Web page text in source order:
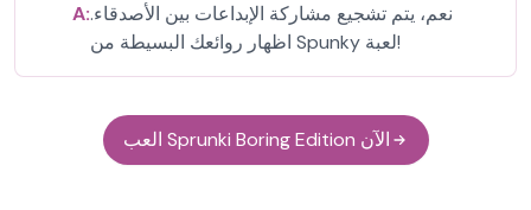
A:نعم، يتم تشجيع مشاركة الإبداعات بين الأصدقاء.
اظهار روائعك البسيطة من Spunky لعبة!
العب Sprunki Boring Edition الآن